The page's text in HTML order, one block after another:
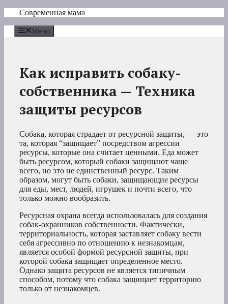
Перейти
содержимому
Современная мама
Меню
Как исправить собаку-
собственника — Техника
защиты ресурсов
Собака, которая страдает от ресурсной защиты, — это
та, которая “защищает” посредством агрессии
ресурсы, которые она считает ценными. Еда может
быть ресурсом, который собаки защищают чаще
всего, но это не единственный ресурс. Таким
образом, могут быть собаки, защищающие ресурсы
для еды, мест, людей, игрушек и почти всего, что
только можно вообразить.
Ресурсная охрана всегда использовалась для создания
собак-охранников собственности. Фактически,
территориальность, которая заставляет собаку вести
себя агрессивно по отношению к незнакомцам,
является особой формой ресурсной защиты, при
которой собака защищает определенное место.
Однако защита ресурсов не является типичным
способом, потому что собака защищает территорию
только от незнакомцев.